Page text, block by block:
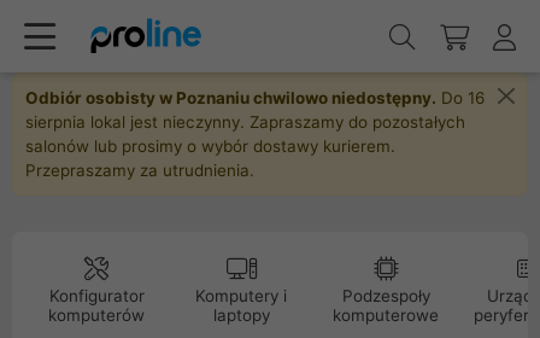
Odbiór osobisty w Poznaniu chwilowo niedostępny. Do 16
sierpnia lokal jest nieczynny. Zapraszamy do pozostałych
salonów lub prosimy o wybór dostawy kurierem.
Przepraszamy za utrudnienia.
Konfigurator
komputerów
Komputery i
laptopy
Podzespoły
komputerowe